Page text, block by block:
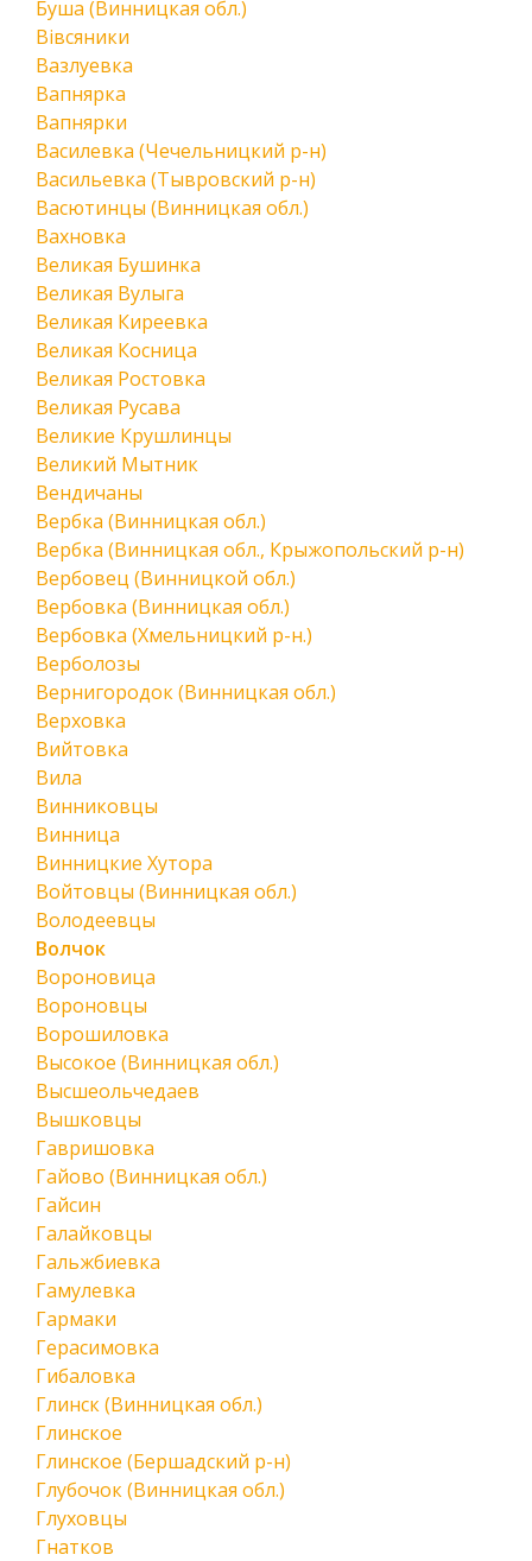
Буша (Винницкая обл.)
Вівсяники
Вазлуевка
Вапнярка
Вапнярки
Василевка (Чечельницкий р-н)
Васильевка (Тывровский р-н)
Васютинцы (Винницкая обл.)
Вахновка
Великая Бушинка
Великая Вулыга
Великая Киреевка
Великая Косница
Великая Ростовка
Великая Русава
Великие Крушлинцы
Великий Мытник
Вендичаны
Вербка (Винницкая обл.)
Вербка (Винницкая обл., Крыжопольский р-н)
Вербовец (Винницкой обл.)
Вербовка (Винницкая обл.)
Вербовка (Хмельницкий р-н.)
Верболозы
Вернигородок (Винницкая обл.)
Верховка
Вийтовка
Вила
Винниковцы
Винница
Винницкие Хутора
Войтовцы (Винницкая обл.)
Володеевцы
Волчок
Вороновица
Вороновцы
Ворошиловка
Высокое (Винницкая обл.)
Высшеольчедаев
Вышковцы
Гавришовка
Гайово (Винницкая обл.)
Гайсин
Галайковцы
Гальжбиевка
Гамулевка
Гармаки
Герасимовка
Гибаловка
Глинск (Винницкая обл.)
Глинское
Глинское (Бершадский р-н)
Глубочок (Винницкая обл.)
Глуховцы
Гнатков